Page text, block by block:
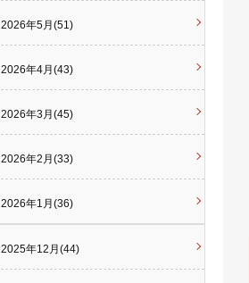
2026年5月(51)
2026年4月(43)
2026年3月(45)
2026年2月(33)
2026年1月(36)
2025年12月(44)